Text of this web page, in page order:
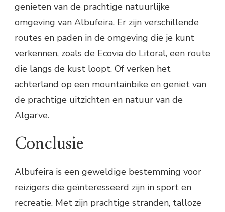
genieten van de prachtige natuurlijke
omgeving van Albufeira. Er zijn verschillende
routes en paden in de omgeving die je kunt
verkennen, zoals de Ecovia do Litoral, een route
die langs de kust loopt. Of verken het
achterland op een mountainbike en geniet van
de prachtige uitzichten en natuur van de
Algarve.
Conclusie
Albufeira is een geweldige bestemming voor
reizigers die geïnteresseerd zijn in sport en
recreatie. Met zijn prachtige stranden, talloze